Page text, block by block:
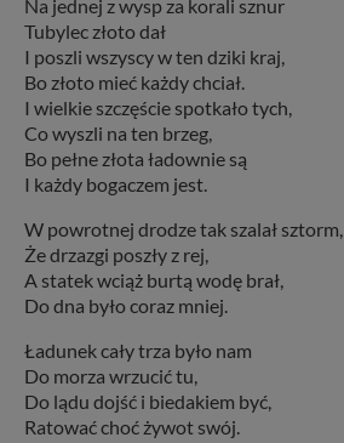
Na jednej z wysp za korali sznur
Tubylec złoto dał
I poszli wszyscy w ten dziki kraj,
Bo złoto mieć każdy chciał.
I wielkie szczęście spotkało tych,
Co wyszli na ten brzeg,
Bo pełne złota ładownie są
I każdy bogaczem jest.
W powrotnej drodze tak szalał sztorm,
Że drzazgi poszły z rej,
A statek wciąż burtą wodę brał,
Do dna było coraz mniej.
Ładunek cały trza było nam
Do morza wrzucić tu,
Do lądu dojść i biedakiem być,
Ratować choć żywot swój.